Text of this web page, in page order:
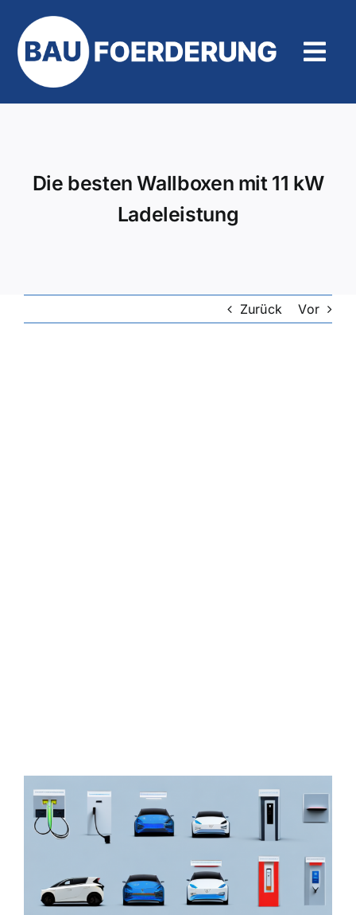
Inhalt
springen
Die besten Wallboxen mit 11 kW
Ladeleistung
Zurück Vor
grösseres
Bild